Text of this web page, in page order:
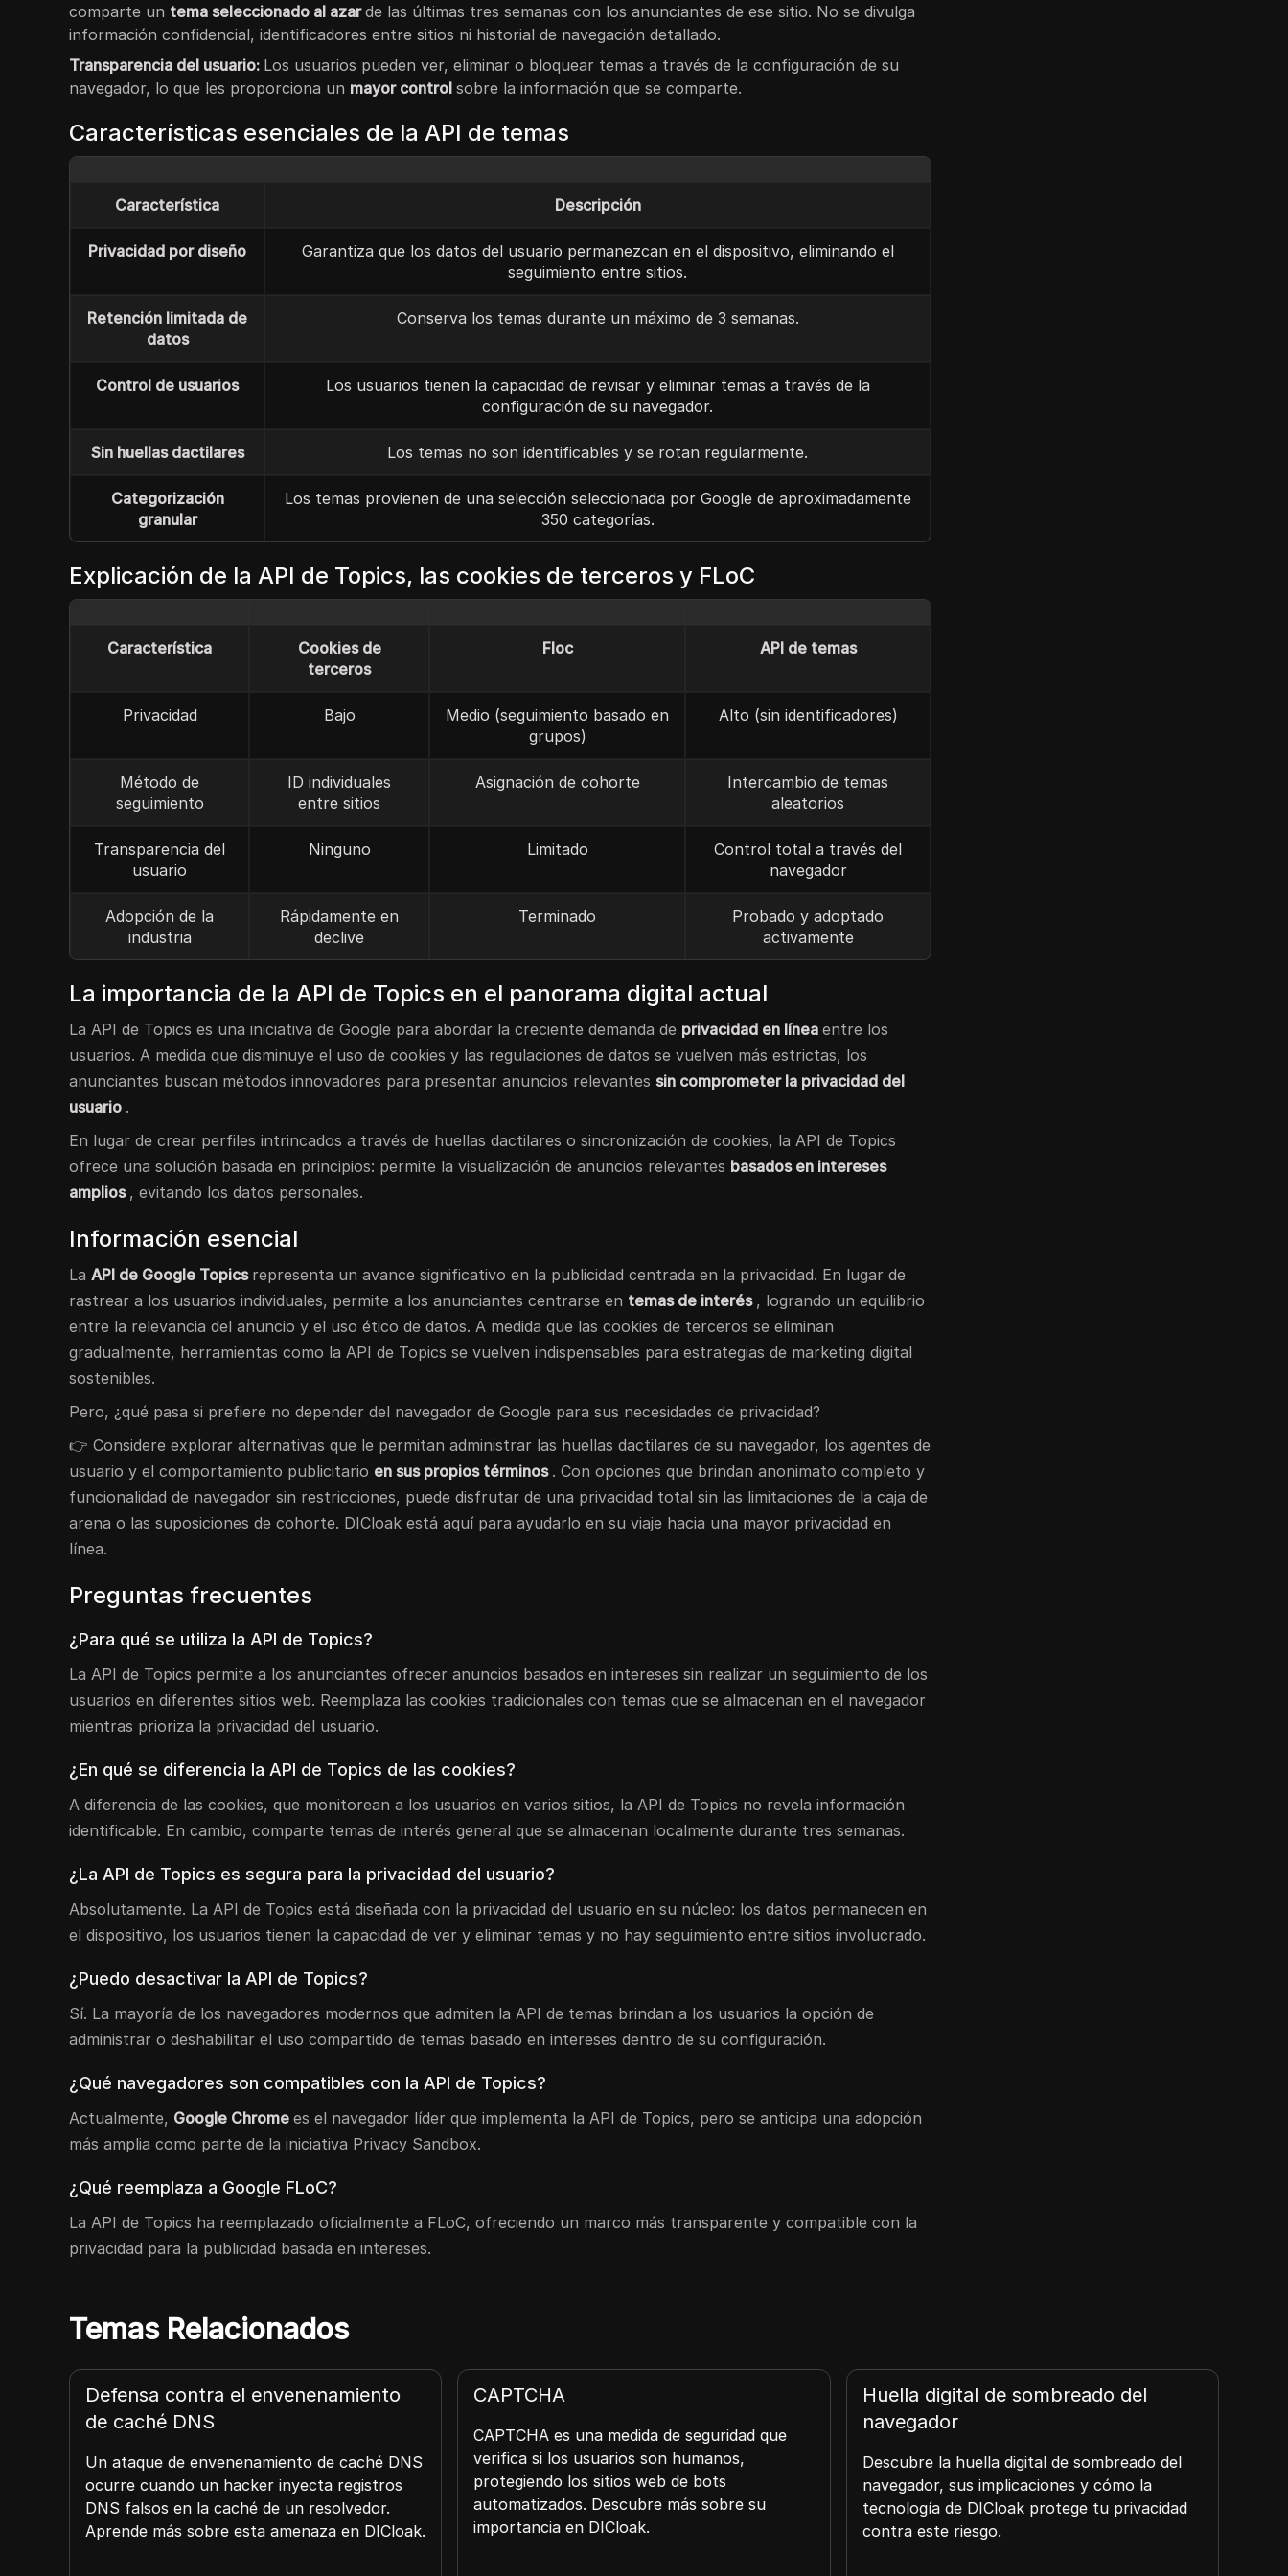
comparte un tema seleccionado al azarde las últimas tres semanas con los anunciantes de ese sitio. No se divulga
información confidencial, identificadores entre sitios ni historial de navegación detallado.
Transparencia del usuario: Los usuarios pueden ver, eliminar o bloquear temas a través de la configuración de su
navegador, lo que les proporciona un mayor control sobre la información que se comparte.
Características esenciales de la API de temas
Característica Descripción
Privacidad por diseño
Garantiza que los datos del usuario permanezcan en el dispositivo, eliminando el
seguimiento entre sitios.
Retención limitada de
datos
Conserva los temas durante un máximo de 3 semanas.
Control de usuarios
Los usuarios tienen la capacidad de revisar y eliminar temas a través de la
configuración de su navegador.
Sin huellas dactilares Los temas no son identificables y se rotan regularmente.
Categorización
granular
Los temas provienen de una selección seleccionada por Google de aproximadamente
350 categorías.
Explicación de la API de Topics, las cookies de terceros y FLoC
Característica
Cookies de
terceros
Floc API de temas
Privacidad Bajo
Medio (seguimiento basado en
grupos)
Alto (sin identificadores)
Método de
seguimiento
ID individuales
entre sitios
Asignación de cohorte
Intercambio de temas
aleatorios
Transparencia del
usuario
Ninguno Limitado
Control total a través del
navegador
Adopción de la
industria
Rápidamente en
declive
Terminado
Probado y adoptado
activamente
La importancia de la API de Topics en el panorama digital actual
La API de Topics es una iniciativa de Google para abordar la creciente demanda de privacidad en línea entre los
usuarios. A medida que disminuye el uso de cookies y las regulaciones de datos se vuelven más estrictas, los
anunciantes buscan métodos innovadores para presentar anuncios relevantes sin comprometer la privacidad del
usuario .
En lugar de crear perfiles intrincados a través de huellas dactilares o sincronización de cookies, la API de Topics
ofrece una solución basada en principios: permite la visualización de anuncios relevantes basados en intereses
amplios , evitando los datos personales.
Información esencial
La API de Google Topics representa un avance significativo en la publicidad centrada en la privacidad. En lugar de
rastrear a los usuarios individuales, permite a los anunciantes centrarse en temas de interés , logrando un equilibrio
entre la relevancia del anuncio y el uso ético de datos. A medida que las cookies de terceros se eliminan
gradualmente, herramientas como la API de Topics se vuelven indispensables para estrategias de marketing digital
sostenibles.
Pero, ¿qué pasa si prefiere no depender del navegador de Google para sus necesidades de privacidad?
👉 Considere explorar alternativas que le permitan administrar las huellas dactilares de su navegador, los agentes de
usuario y el comportamiento publicitario en sus propios términos . Con opciones que brindan anonimato completo y
funcionalidad de navegador sin restricciones, puede disfrutar de una privacidad total sin las limitaciones de la caja de
arena o las suposiciones de cohorte. DICloak está aquí para ayudarlo en su viaje hacia una mayor privacidad en
línea.
Preguntas frecuentes
¿Para qué se utiliza la API de Topics?
La API de Topics permite a los anunciantes ofrecer anuncios basados en intereses sin realizar un seguimiento de los
usuarios en diferentes sitios web. Reemplaza las cookies tradicionales con temas que se almacenan en el navegador
mientras prioriza la privacidad del usuario.
¿En qué se diferencia la API de Topics de las cookies?
A diferencia de las cookies, que monitorean a los usuarios en varios sitios, la API de Topics no revela información
identificable. En cambio, comparte temas de interés general que se almacenan localmente durante tres semanas.
¿La API de Topics es segura para la privacidad del usuario?
Absolutamente. La API de Topics está diseñada con la privacidad del usuario en su núcleo: los datos permanecen en
el dispositivo, los usuarios tienen la capacidad de ver y eliminar temas y no hay seguimiento entre sitios involucrado.
¿Puedo desactivar la API de Topics?
Sí. La mayoría de los navegadores modernos que admiten la API de temas brindan a los usuarios la opción de
administrar o deshabilitar el uso compartido de temas basado en intereses dentro de su configuración.
¿Qué navegadores son compatibles con la API de Topics?
Actualmente, Google Chrome es el navegador líder que implementa la API de Topics, pero se anticipa una adopción
más amplia como parte de la iniciativa Privacy Sandbox.
¿Qué reemplaza a Google FLoC?
La API de Topics ha reemplazado oficialmente a FLoC, ofreciendo un marco más transparente y compatible con la
privacidad para la publicidad basada en intereses.
Temas Relacionados
Defensa contra el envenenamiento
de caché DNS
Un ataque de envenenamiento de caché DNS
ocurre cuando un hacker inyecta registros
DNS falsos en la caché de un resolvedor.
Aprende más sobre esta amenaza en DICloak.
CAPTCHA
CAPTCHA es una medida de seguridad que
verifica si los usuarios son humanos,
protegiendo los sitios web de bots
automatizados. Descubre más sobre su
importancia en DICloak.
Huella digital de sombreado del
navegador
Descubre la huella digital de sombreado del
navegador, sus implicaciones y cómo la
tecnología de DICloak protege tu privacidad
contra este riesgo.